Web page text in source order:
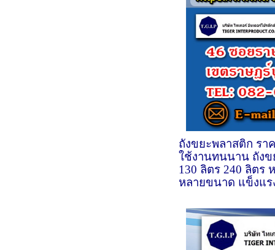
ถังขยะพลาสติก รา
ใช้งานทนนาน ถังข
130 ลิตร 240 ลิตร
หลายขนาด แข็งแร